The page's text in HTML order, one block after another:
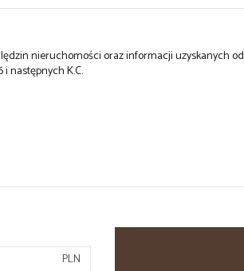
nieruchomości oraz informacji uzyskanych od
następnych K.C.
PLN